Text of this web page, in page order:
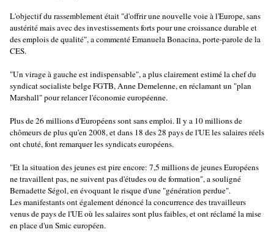
L'objectif du rassemblement était "d'offrir une nouvelle voie à l'Europe, sans
austérité mais avec des investissements forts pour une croissance durable et
des emplois de qualité", a commenté Emanuela Bonacina, porte-parole de la
CES.
"Un virage à gauche est indispensable", a plus clairement estimé la chef du
syndicat socialiste belge FGTB, Anne Demelenne, en réclamant un "plan
Marshall" pour relancer l'économie européenne.
Plus de 26 millions d'Européens sont sans emploi. Il y a 10 millions de
chômeurs de plus qu'en 2008, et dans 18 des 28 pays de l'UE les salaires réels
ont chuté, font remarquer les syndicats européens.
"Et la situation des jeunes est pire encore: 7,5 millions de jeunes Européens
ne travaillent pas, ne suivent pas d'études ou de formation", a souligné
Bernadette Ségol, en évoquant le risque d'une "génération perdue".
Les manifestants ont également dénoncé la concurrence des travailleurs
venus de pays de l'UE où les salaires sont plus faibles, et ont réclamé la mise
en place d'un Smic européen.